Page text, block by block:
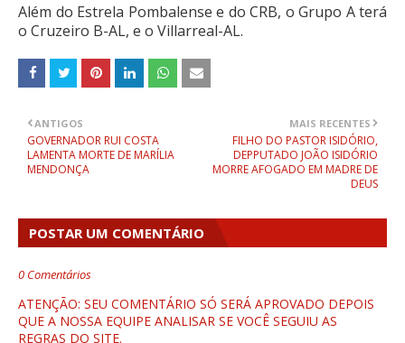
Além do Estrela Pombalense e do CRB, o Grupo A terá
o Cruzeiro B-AL, e o Villarreal-AL.
MAIS RECENTES
FILHO DO PASTOR ISIDÓRIO,
DEPPUTADO JOÃO ISIDÓRIO
MORRE AFOGADO EM MADRE DE
DEUS
ANTIGOS
GOVERNADOR RUI COSTA
LAMENTA MORTE DE MARÍLIA
MENDONÇA
POSTAR UM COMENTÁRIO
0 Comentários
ATENÇÃO: SEU COMENTÁRIO SÓ SERÁ APROVADO DEPOIS
QUE A NOSSA EQUIPE ANALISAR SE VOCÊ SEGUIU AS
REGRAS DO SITE.